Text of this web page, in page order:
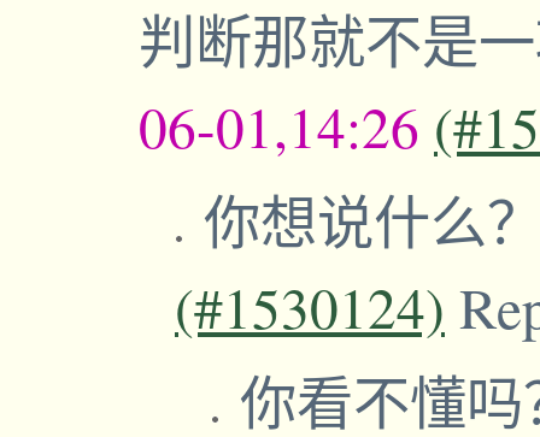
判断那就不是
06-01,14:26
你想说什么
(#1530124)
你看不懂